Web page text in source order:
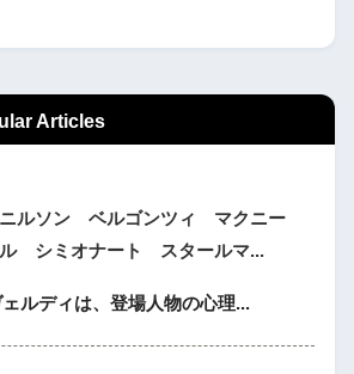
Articles
ニルソン ベルゴンツィ マクニー
ル シミオナート スタールマ...
ルディは、登場人物の心理...